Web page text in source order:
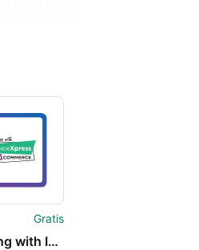
Gratis
Invoicing with InvoiceXpress for WooCommerce 8211 Free